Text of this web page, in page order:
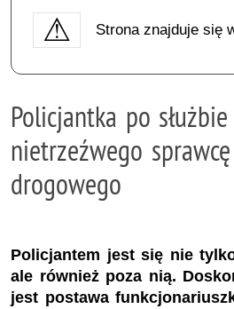
Strona znajduje się
Policjantka po
nietrzeźwego
drogowego
Policjantem jest się nie
ale również poza nią.
jest postawa